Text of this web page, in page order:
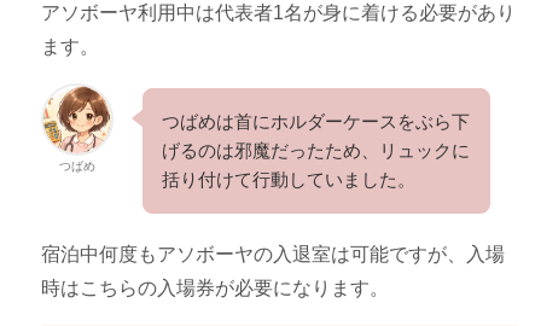
アソボーヤ利用中は代表者1名が身に着ける必要があり
ます。
つばめ
つばめは首にホルダーケースをぶら下
げるのは邪魔だったため、リュックに
括り付けて行動していました。
宿泊中何度もアソボーヤの入退室は可能ですが、入場
時はこちらの入場券が必要になります。